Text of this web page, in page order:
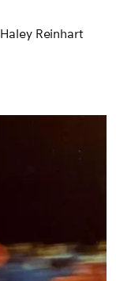
Haley Reinhart